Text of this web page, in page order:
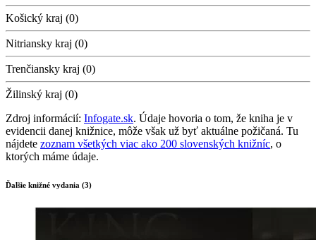
Košický kraj (0)
Nitriansky kraj (0)
Trenčiansky kraj (0)
Žilinský kraj (0)
Zdroj informácií: Infogate.sk. Údaje hovoria o tom, že kniha je v
evidencii danej knižnice, môže však už byť aktuálne požičaná. Tu
nájdete zoznam všetkých viac ako 200 slovenských knižníc, o
ktorých máme údaje.
Ďalšie knižné vydania (3)